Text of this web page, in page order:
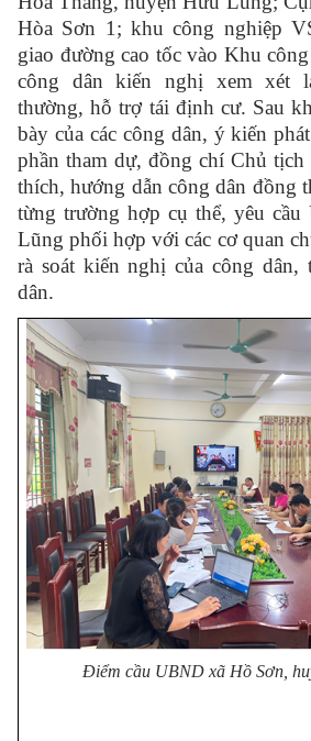
Hòa Sơn 1; khu công nghiệp
giao đường cao tốc vào Khu
công dân kiến nghị xem xét
thường, hỗ trợ tái định cư. Sau
bày của các công dân, ý kiến
phần tham dự, đồng chí Chủ
thích, hướng dẫn công dân đồng
từng trường hợp cụ thể, yêu
Lũng phối hợp với các cơ quan
rà soát kiến nghị của công
dân.
Điểm cầu UBND xã Hồ Sơn,